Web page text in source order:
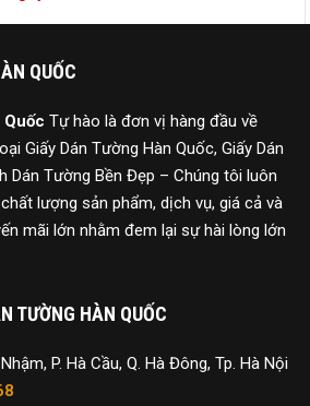
QUỐC
Quốc Tự hào là đơn vị hàng đầu về
Giấy Dán Tường Hàn Quốc, Giấy Dán
Dán Tường Bền Đẹp – Chúng tôi luôn
lượng sản phẩm, dịch vụ, giá cả và
mãi lớn nhằm đem lại sự hài lòng lớn
TƯỜNG HÀN QUỐC
P. Hà Cầu, Q. Hà Đông, Tp. Hà Nội